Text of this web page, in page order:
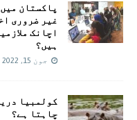
پاکستان
غیر ضروری
اچانک
ہیں؟
جون 15, 2022
کولمبیا
چاہتا ہے؟